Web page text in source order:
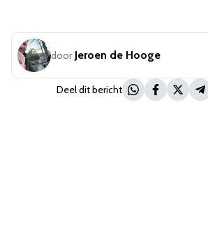
door Jeroen de Hooge
Deel dit bericht